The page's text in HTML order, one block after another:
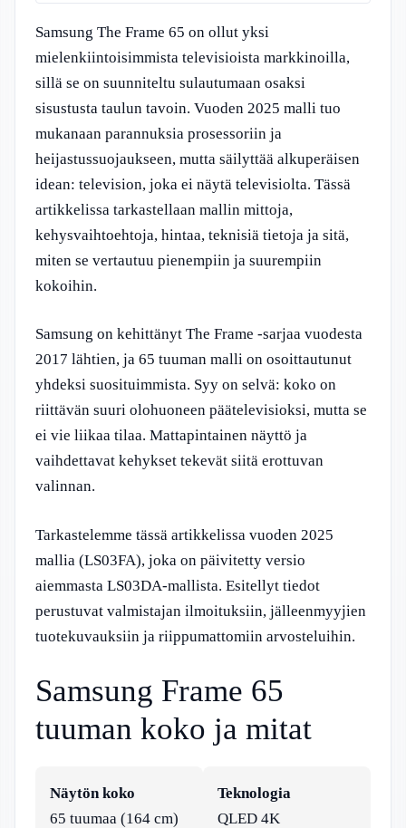
Samsung The Frame 65 on ollut yksi
mielenkiintoisimmista televisioista markkinoilla,
sillä se on suunniteltu sulautumaan osaksi
sisustusta taulun tavoin. Vuoden 2025 malli tuo
mukanaan parannuksia prosessoriin ja
heijastussuojaukseen, mutta säilyttää alkuperäisen
idean: television, joka ei näytä televisiolta. Tässä
artikkelissa tarkastellaan mallin mittoja,
kehysvaihtoehtoja, hintaa, teknisiä tietoja ja sitä,
miten se vertautuu pienempiin ja suurempiin
kokoihin.
Samsung on kehittänyt The Frame -sarjaa vuodesta
2017 lähtien, ja 65 tuuman malli on osoittautunut
yhdeksi suosituimmista. Syy on selvä: koko on
riittävän suuri olohuoneen päätelevisioksi, mutta se
ei vie liikaa tilaa. Mattapintainen näyttö ja
vaihdettavat kehykset tekevät siitä erottuvan
valinnan.
Tarkastelemme tässä artikkelissa vuoden 2025
mallia (LS03FA), joka on päivitetty versio
aiemmasta LS03DA-mallista. Esitellyt tiedot
perustuvat valmistajan ilmoituksiin, jälleenmyyjien
tuotekuvauksiin ja riippumattomiin arvosteluihin.
Samsung Frame 65
tuuman koko ja mitat
Näytön koko
65 tuumaa (164 cm)
Teknologia
QLED 4K